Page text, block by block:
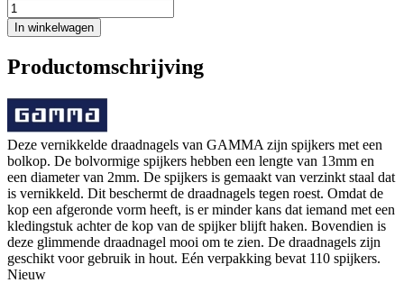
In winkelwagen
Productomschrijving
Deze vernikkelde draadnagels van GAMMA zijn spijkers met een
bolkop. De bolvormige spijkers hebben een lengte van 13mm en
een diameter van 2mm. De spijkers is gemaakt van verzinkt staal dat
is vernikkeld. Dit beschermt de draadnagels tegen roest. Omdat de
kop een afgeronde vorm heeft, is er minder kans dat iemand met een
kledingstuk achter de kop van de spijker blijft haken. Bovendien is
deze glimmende draadnagel mooi om te zien. De draadnagels zijn
geschikt voor gebruik in hout. Eén verpakking bevat 110 spijkers.
Nieuw